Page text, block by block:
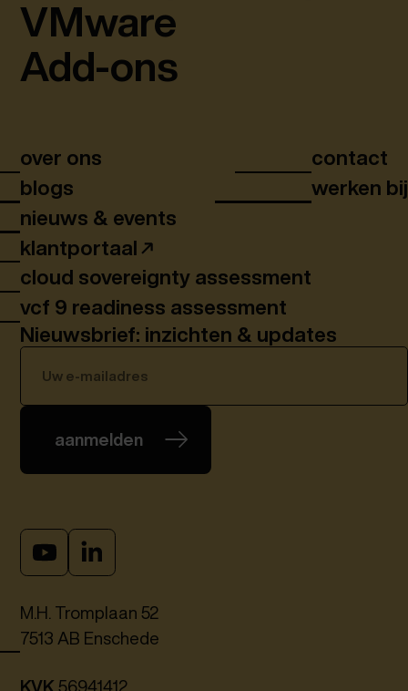
M.H. Tromplaan 52
7513 AB Enschede
KVK 56941412
VMware
Add-ons
over ons
blogs
nieuws & events
klantportaal
cloud sovereignty assessment
vcf 9 readiness assessment
contact
werken bij
Nieuwsbrief: inzichten & updates
aanmelden